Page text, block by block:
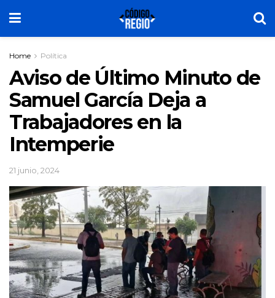
Home Política
Aviso de Último Minuto de
Samuel García Deja a
Trabajadores en la
Intemperie
21 junio, 2024